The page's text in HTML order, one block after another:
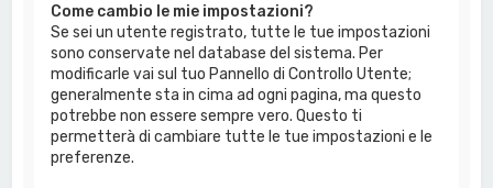
Come cambio le mie impostazioni?
Se sei un utente registrato, tutte le tue impostazioni
sono conservate nel database del sistema. Per
modificarle vai sul tuo Pannello di Controllo Utente;
generalmente sta in cima ad ogni pagina, ma questo
potrebbe non essere sempre vero. Questo ti
permetterà di cambiare tutte le tue impostazioni e le
preferenze.